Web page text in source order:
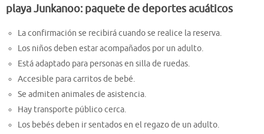
playa Junkanoo: paquete de deportes acuáticos
La confirmación se recibirá cuando se realice la reserva.
Los niños deben estar acompañados por un adulto.
Está adaptado para personas en silla de ruedas.
Accesible para carritos de bebé.
Se admiten animales de asistencia.
Hay transporte público cerca.
Los bebés deben ir sentados en el regazo de un adulto.